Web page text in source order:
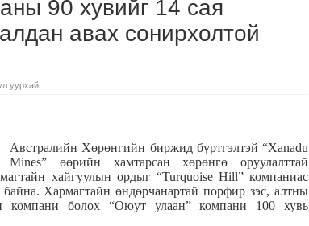
90 хувийг 14 сая
авах сонирхолтой
уурхай
Австралийн Хөрөнгийн биржид бүртгэлтэй “Xanadu
Mines” өөрийн хамтарсан хөрөнгө оруулалттай
хайгуулын ордыг “Turquoise Hill” компаниас
байна. Хармагтайн өндөрчанартай порфир зэс, алтны
компани болох “Оюут улаан” компани 100 хувь